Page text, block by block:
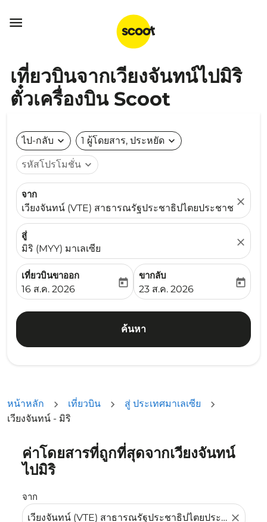

เที่ยวบินจากเวียงจันทน์ไปมิริ
ตั๋วเครื่องบิน Scoot
ไป-กลับ expand_more 1 ผู้โดยสาร, ประหยัด expand_more
รหัสโปรโมชั่น expand_more
จาก
เวียงจันทน์ (VTE) สาธารณรัฐประชาธิปไตยประชาชนลาว
close
สู่
มิริ (MYY) มาเลเซีย
close
เที่ยวบินขาออก
fc-booking-departure-date-aria-label
16 ส.ค. 2026
today
ขากลับ
fc-booking-return-date-
23 ส.ค. 2026
today
ค้นหา
หน้าหลัก เที่ยวบิน
สู่ ประเทศมาเลเซีย
เวียงจันทน์ - มิริ
ค่าโดยสารที่ถูกที่สุดจากเวียงจันทน์
ไปมิริ
จาก
close
ลองอัปเดตเส้นทางของคุณ (ต้นทางและ/หรือปลายทาง) หรื